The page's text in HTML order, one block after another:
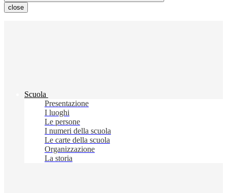
close
Scuola
Presentazione
I luoghi
Le persone
I numeri della scuola
Le carte della scuola
Organizzazione
La storia